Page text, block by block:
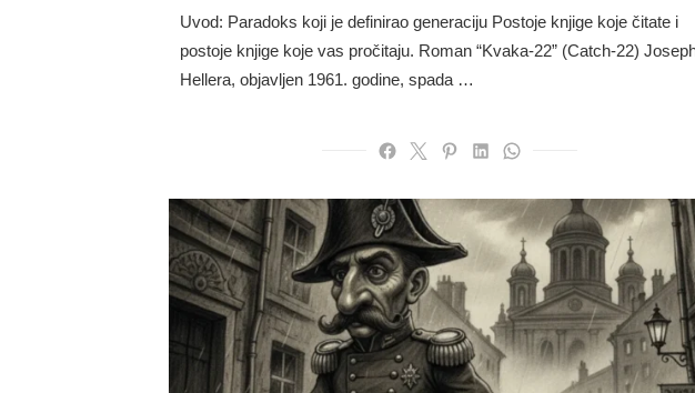
Uvod: Paradoks koji je definirao generaciju Postoje knjige koje čitate i
postoje knjige koje vas pročitaju. Roman “Kvaka-22” (Catch-22)
Hellera, objavljen 1961. godine, spada …